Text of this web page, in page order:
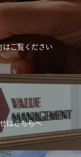
はご覧ください
はこちらへ